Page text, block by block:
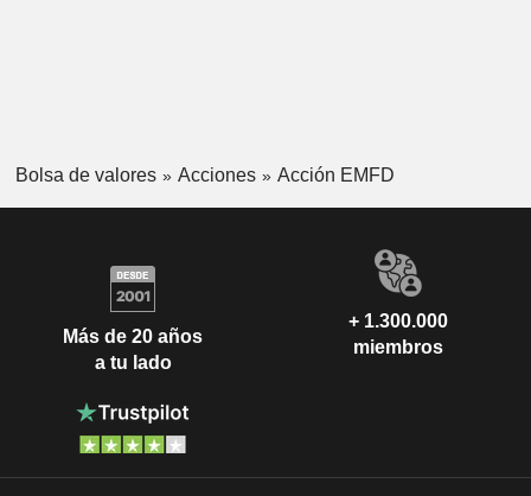
Bolsa de valores Acciones Acción EMFD
Más de 20 años
a tu lado
+ 1.300.000
miembros